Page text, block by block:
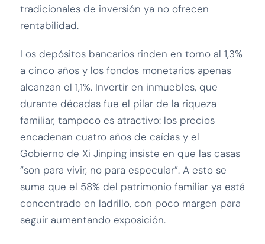
tradicionales de inversión ya no ofrecen
rentabilidad.
Los depósitos bancarios rinden en torno al 1,3%
a cinco años y los fondos monetarios apenas
alcanzan el 1,1%. Invertir en inmuebles, que
durante décadas fue el pilar de la riqueza
familiar, tampoco es atractivo: los precios
encadenan cuatro años de caídas y el
Gobierno de Xi Jinping insiste en que las casas
“son para vivir, no para especular”. A esto se
suma que el 58% del patrimonio familiar ya está
concentrado en ladrillo, con poco margen para
seguir aumentando exposición.